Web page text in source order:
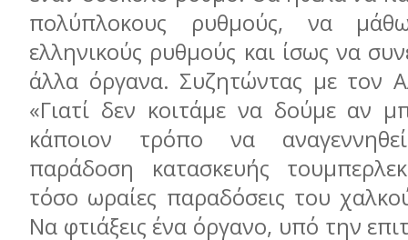
πολύπλοκους ρυθμούς, να
ελληνικούς ρυθμούς και ίσως να
άλλα όργανα. Συζητώντας με τον
«Γιατί δεν κοιτάμε να δούμε αν
κάποιον τρόπο να
παράδοση κατασκευής
τόσο ωραίες παραδόσεις του
Να φτιάξεις ένα όργανο, υπό την